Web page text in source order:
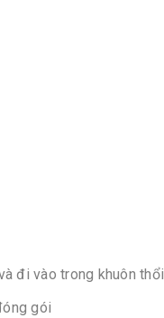
đi vào trong khuôn thổi
gói